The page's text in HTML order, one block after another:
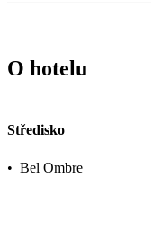
O hotelu
Středisko
• Bel Ombre